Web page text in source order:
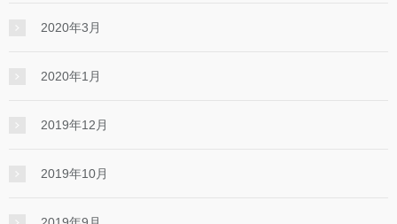
2020年3月
2020年1月
2019年12月
2019年10月